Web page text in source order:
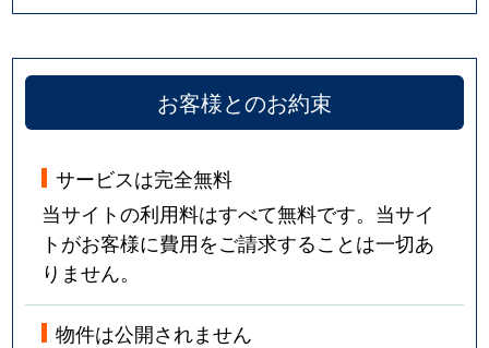
お客様とのお約束
サービスは完全無料
当サイトの利用料はすべて無料です。当サイ
トがお客様に費用をご請求することは一切あ
りません。
物件は公開されません